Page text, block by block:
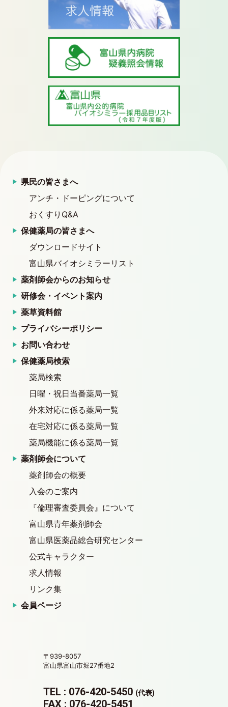
県民の皆さまへ
アンチ・ドーピングについて
おくすりQ&A
保健薬局の皆さまへ
ダウンロードサイト
富山県バイオシミラーリスト
薬剤師会からのお知らせ
研修会・イベント案内
薬草資料館
プライバシーポリシー
お問い合わせ
保健薬局検索
薬局検索
日曜・祝日当番薬局一覧
外来対応に係る薬局一覧
在宅対応に係る薬局一覧
薬局機能に係る薬局一覧
薬剤師会について
薬剤師会の概要
入会のご案内
『倫理審査委員会』について
富山県青年薬剤師会
富山県医薬品総合研究センター
公式キャラクター
求人情報
リンク集
会員ページ
〒939-8057
富山県富山市堀27番地2
TEL : 076-420-5450 (代表)
FAX : 076-420-5451